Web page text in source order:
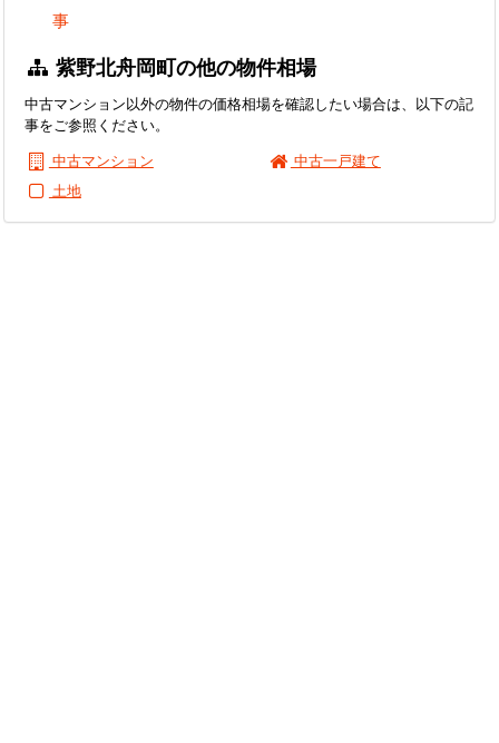
事
紫野北舟岡町の他の物件相場
中古マンション以外の物件の価格相場を確認したい場合は、以下の記
事をご参照ください。
中古マンション
中古一戸建て
土地